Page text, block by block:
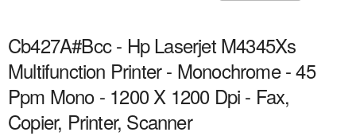
Cb427A#Bcc - Hp Laserjet M4345Xs
Multifunction Printer - Monochrome - 45
Ppm Mono - 1200 X 1200 Dpi - Fax,
Copier, Printer, Scanner